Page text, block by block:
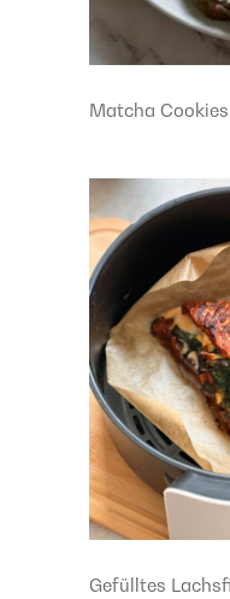
Matcha Cookies
Gefülltes